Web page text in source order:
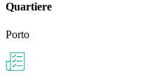
Quartiere
Porto